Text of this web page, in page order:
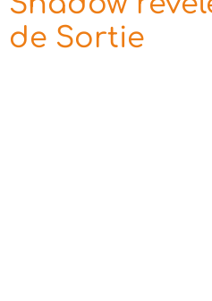
de Sortie